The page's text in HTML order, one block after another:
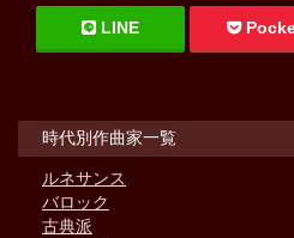
LINE
時代別作曲家一覧
ルネサンス
バロック
古典派